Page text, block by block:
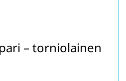
– torniolainen